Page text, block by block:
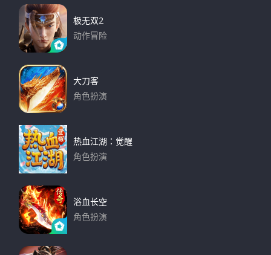
极无双2
动作冒险
大刀客
角色扮演
热血江湖：觉醒
角色扮演
浴血长空
角色扮演